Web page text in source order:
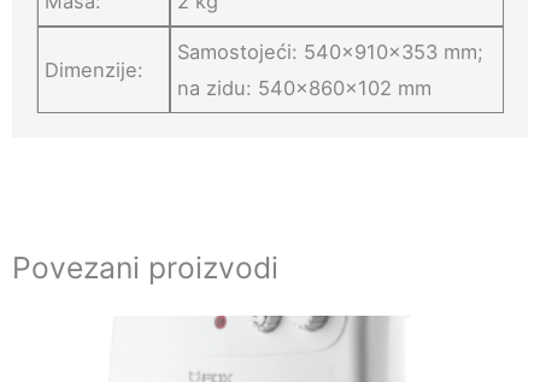
Dimenzije:
Samostojeći: 540x910x353 mm;
na zidu: 540x860x102 mm
Povezani proizvodi